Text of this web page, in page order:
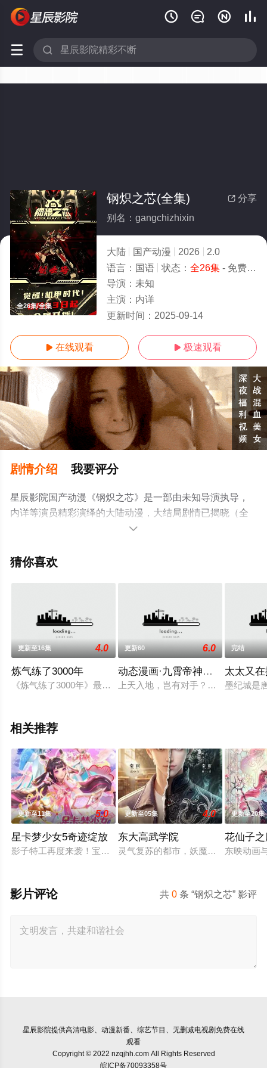
   
 
全26集/全集
 分享
钢炽之芯(全集)
别名：gangchizhixin
大陆 国产动漫 2026
2.0
语言： 国语 状态： 全26集- 免费在线观看
导演： 未知
主演： 内详
更新时间： 2025-09-14
 在线观看  极速观看
剧情介绍 我要评分
星辰影院国产动漫《钢炽之芯》是一部由未知导演执导，
内详等演员精彩演绎的大陆动漫，大结局剧情已揭晓（全
26集），手机免费观看高清未删减完整版动漫全集就上星
情网等平台了解。

猜你喜欢
更新至16集 4.0
炼气练了3000年
《炼气练了3000年》最新PV发布！纵是气海无限，也终会凝气
更新60 6.0
动态漫画·九霄帝神第三季
上天入地，岂有对手？天辰神王陨
完结
太太又
墨纪城是
相关推荐
更新至11集 5.0
星卡梦少女5奇迹绽放
影子特工再度来袭！宝石族精灵竟然成了关键所在！东方桃子
更新至05集 4.0
东大高武学院
灵气复苏的都市，妖魔入侵威胁来袭
更新至20集
花仙子
东映动画
共0 条 “钢炽之芯” 影评
影片评论
星辰影院提供高清电影、动漫新番、综艺节目、无删减电视剧免费在线
观看
Copyright © 2022 nzqjhh.com All Rights Reserved
皖ICP备70093358号